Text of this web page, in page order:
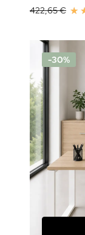
422,65 €
-30%